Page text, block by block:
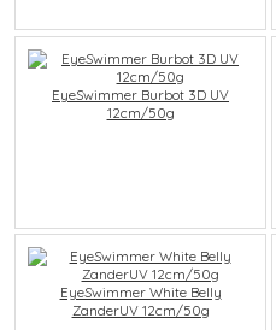
EyeSwimmer Burbot 3D UV
12cm/50g
EyeSwimmer White Belly
ZanderUV 12cm/50g